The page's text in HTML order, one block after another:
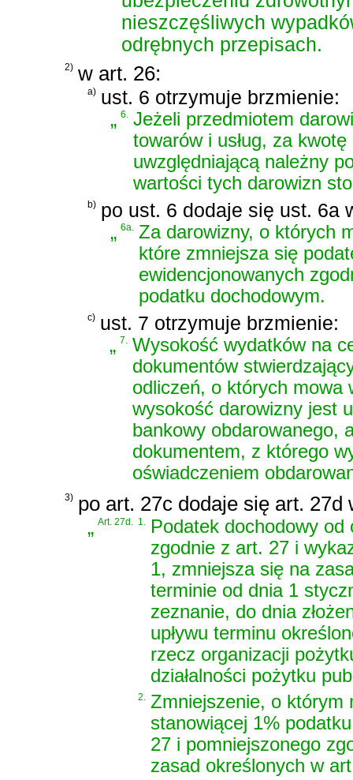
nieszczęśliwych
odrębnych przepisach.
2) w art. 26:
a) ust. 6 otrzymuje brzmienie:
„6. Jeżeli przedmiotem
towarów i usług, za
uwzględniającą należny
wartości tych darowizn
b) po ust. 6 dodaje się ust. 6a
„6a. Za darowizny, o których
które zmniejsza się
ewidencjonowanych
podatku dochodowym.
c) ust. 7 otrzymuje brzmienie:
„ 7. Wysokość wydatków na
dokumentów
odliczeń, o których mowa
wysokość darowizny jest
bankowy obdarowanego,
dokumentem, z którego
oświadczeniem
3) po art. 27c dodaje się art. 27d
„Art. 27d. 1.
Podatek dochodowy
zgodnie z art. 27 i
1, zmniejsza się na
terminie od dnia 1
zeznanie, do dnia
upływu terminu
rzecz organizacji
działalności pożytku
2.
Zmniejszenie, o którym
stanowiącej 1%
27 i pomniejszonego
zasad określonych w